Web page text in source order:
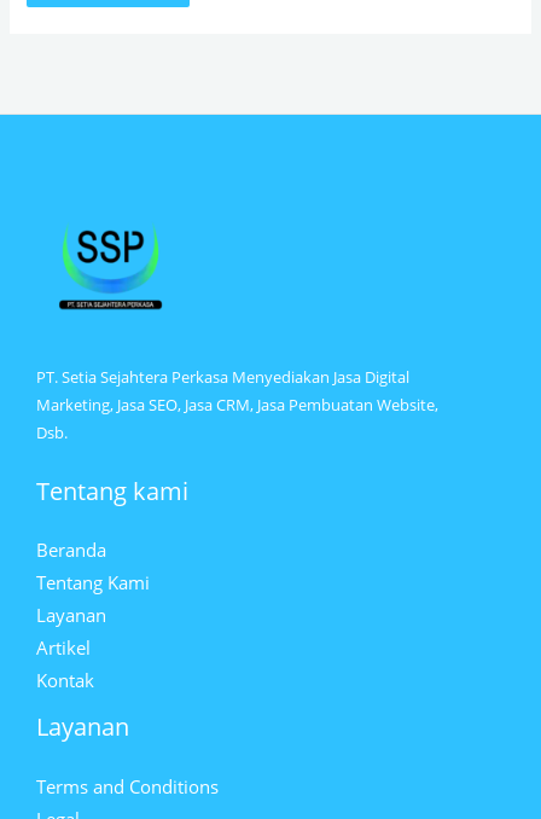
PT. Setia Sejahtera Perkasa Menyediakan Jasa Digital
Marketing, Jasa SEO, Jasa CRM, Jasa Pembuatan Website,
Dsb.
Tentang kami
Beranda
Tentang Kami
Layanan
Artikel
Kontak
Layanan
Terms and Conditions